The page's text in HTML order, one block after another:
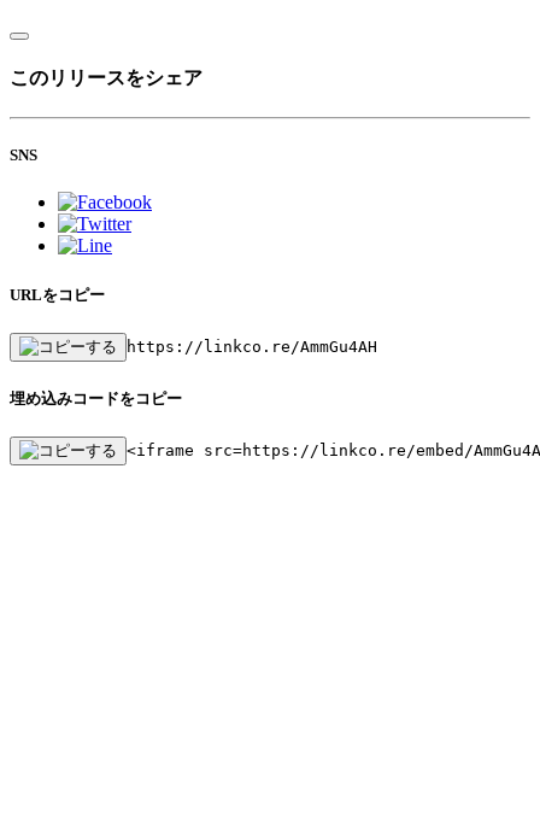
このリリースをシェア
SNS
URLをコピー
https://linkco.re/AmmGu4AH
埋め込みコードをコピー
<iframe src=https://linkco.re/embed/